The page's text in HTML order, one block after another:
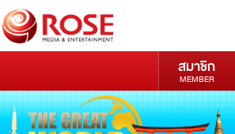
สมาชิก
MEMBER